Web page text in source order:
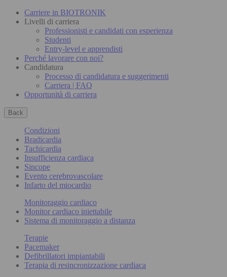
Carriere in BIOTRONIK
Livelli di carriera
Professionisti e candidati con esperienza
Studenti
Entry-level e apprendisti
Perché lavorare con noi?
Candidatura
Processo di candidatura e suggerimenti
Carriera | FAQ
Opportunità di carriera
Back
Condizioni
Bradicardia
Tachicardia
Insufficienza cardiaca
Sincope
Evento cerebrovascolare
Infarto del miocardio
Monitoraggio cardiaco
Monitor cardiaco iniettabile
Sistema di monitoraggio a distanza
Terapie
Pacemaker
Defibrillatori impiantabili
Terapia di resincronizzazione cardiaca